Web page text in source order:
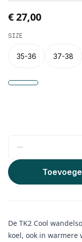
€ 27,00
SIZE
35-36 37-38
De TK2 Cool
koel, ook in